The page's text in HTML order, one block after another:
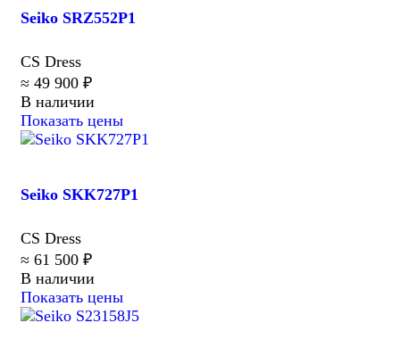
Seiko SRZ552P1
CS Dress
≈ 49 900 ₽
В наличии
Показать цены
Seiko SKK727P1
CS Dress
≈ 61 500 ₽
В наличии
Показать цены